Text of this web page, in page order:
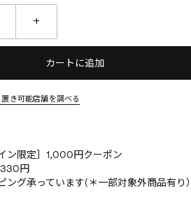
カートに追加
き可能店舗を調べる
ン限定］1,000円クーポン
円
ング承っています(＊一部対象外商品有り）